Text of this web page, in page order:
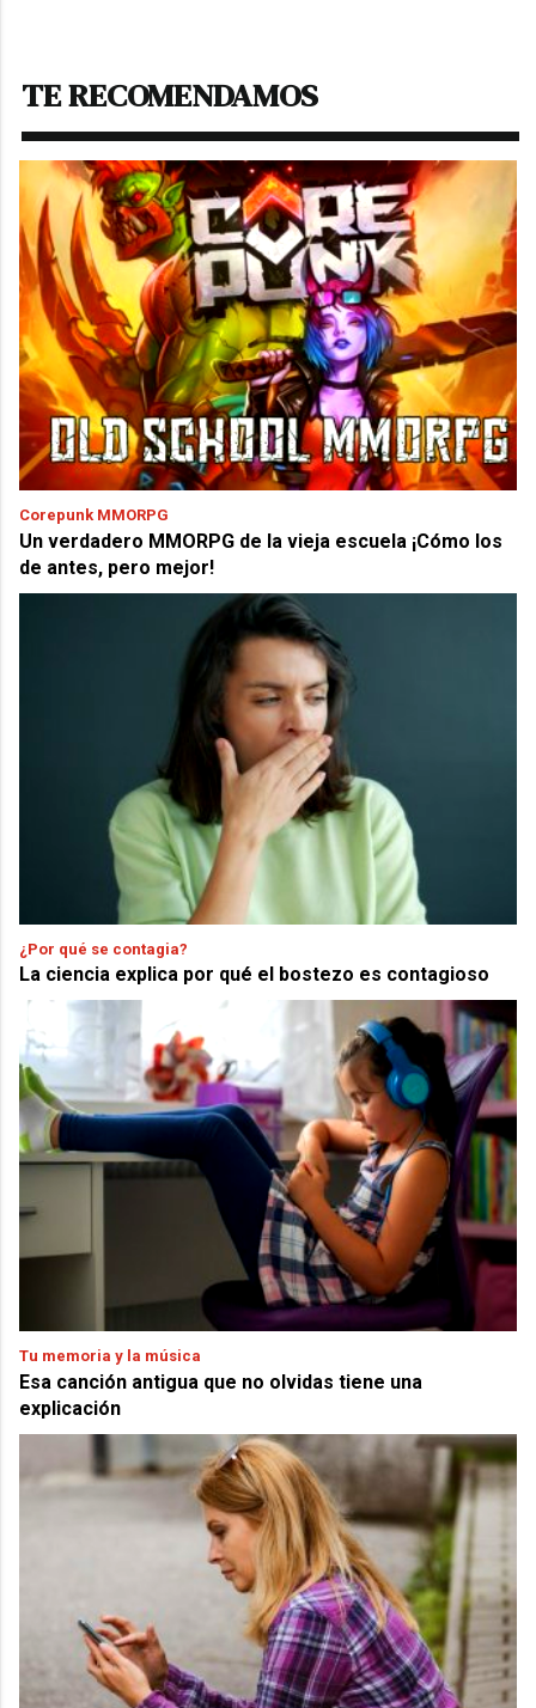
TE RECOMENDAMOS
Corepunk MMORPG
Un verdadero MMORPG de la vieja escuela ¡Cómo los
de antes, pero mejor!
¿Por qué se contagia?
La ciencia explica por qué el bostezo es contagioso
Tu memoria y la música
Esa canción antigua que no olvidas tiene una
explicación